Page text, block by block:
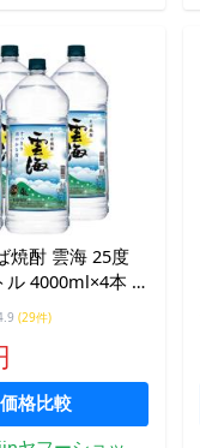
焼酎 雲海 25度
ル 4000ml×4本 1
(29件)
価格比較